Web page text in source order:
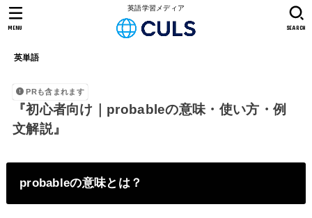
英語学習メディア
英単語
SEARCH
MENU
PRも含まれます
『初心者向け｜probableの意味・使い方・例
文解説』
probableの意味とは？